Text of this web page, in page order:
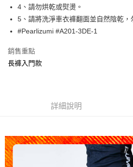
https://aftee.tw/terms/#terms3
「AFTEE先享後付」，若未經同意申辦者引起
任。
時審查核予不同之上限額度；若仍有額度不足
請求用戶進行身份認證。
５．嚴禁一人註冊多個帳號或使用他人資訊註
4、請勿烘乾或熨燙。
5、請將洗淨車衣褲翻面並自然陰乾，
#Pearlizumi #A201-3DE-1
銷售重點
長褲入門款
詳細說明